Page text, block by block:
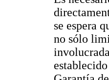
se espera
no sólo